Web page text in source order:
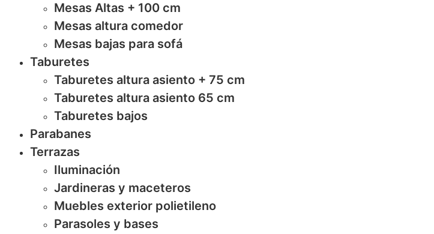
Mesas Altas + 100 cm
Mesas altura comedor
Mesas bajas para sofá
Taburetes
Taburetes altura asiento + 75 cm
Taburetes altura asiento 65 cm
Taburetes bajos
Parabanes
Terrazas
Iluminación
Jardineras y maceteros
Muebles exterior polietileno
Parasoles y bases